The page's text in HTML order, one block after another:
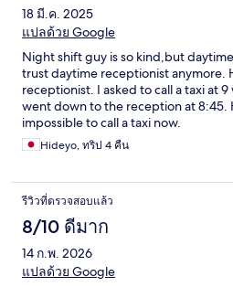
18 มี.ค. 2025
แปลด้วย Google
Night shift guy is so kind,but
trust daytime receptionist anymore.
receptionist. I asked to call a taxi at
went down to the reception at 8:45.
impossible to call a taxi now.
Hideyo, ทริป 4 คืน
รีวิวที่ตรวจสอบแล้ว
8/10 ดีมาก
14 ก.พ. 2026
แปลด้วย Google